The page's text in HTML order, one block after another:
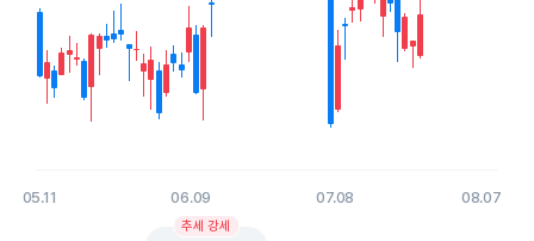
05.11 06.09 07.08 08.07
End of interactive chart.추세 강세